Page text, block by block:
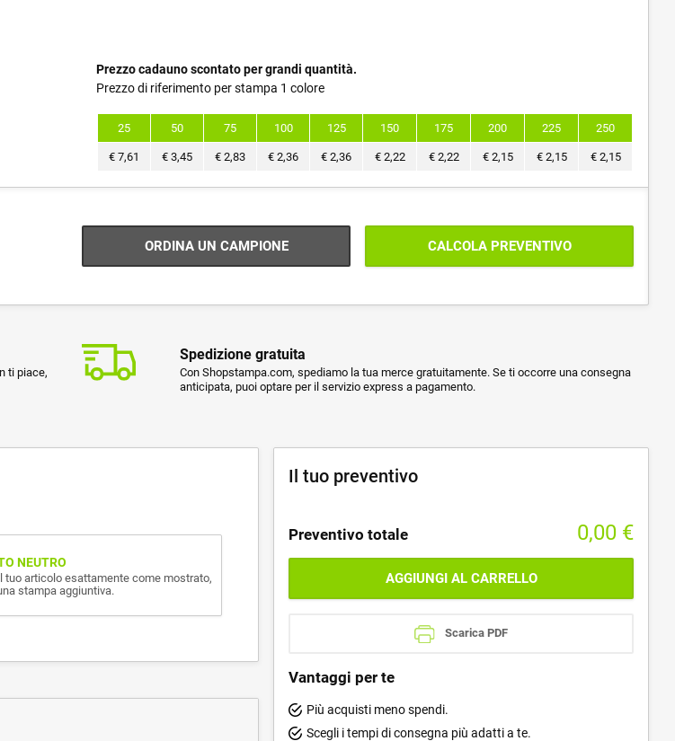
Prezzo cadauno scontato per grandi quantità.
Prezzo di riferimento per stampa 1 colore
25 50 75 100 125 150 175 200 225 250
€ 7,61 € 3,45 € 2,83 € 2,36 € 2,36 € 2,22 € 2,22 € 2,15 € 2,15 € 2,15
ORDINA UN CAMPIONE CALCOLA PREVENTIVO
ti piace,
Spedizione gratuita
Con Shopstampa.com, spediamo la tua merce gratuitamente. Se ti occorre una consegna
anticipata, puoi optare per il servizio express a pagamento.
NEUTRO
tuo articolo esattamente come mostrato,
stampa aggiuntiva.
Il tuo preventivo
Preventivo totale 0,00 €
AGGIUNGI AL CARRELLO
Scarica PDF
Vantaggi per te
Più acquisti meno spendi.
Scegli i tempi di consegna più adatti a te.